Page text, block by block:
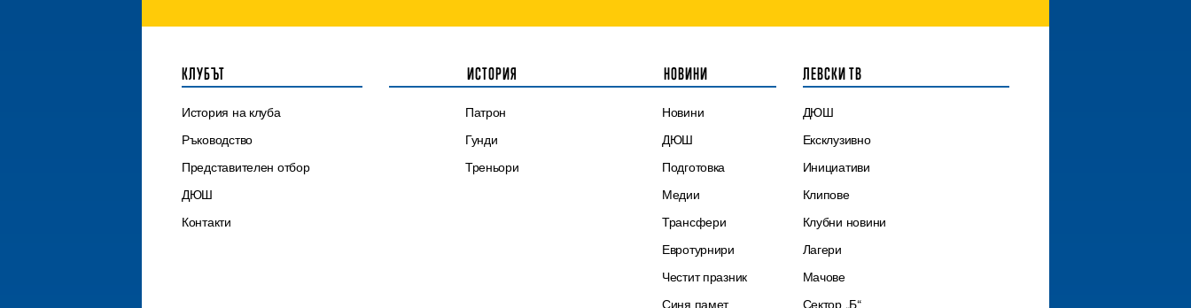
КЛУБЪТ
История на клуба
Ръководство
Представителен отбор
ДЮШ
Контакти
ИСТОРИЯ
Патрон
Гунди
Треньори
НОВИНИ
Новини
ДЮШ
Подготовка
Медии
Трансфери
Евротурнири
Честит празник
Синя памет
ЛЕВСКИ ТВ
ДЮШ
Ексклузивно
Инициативи
Клипове
Клубни новини
Лагери
Мачове
Сектор „Б“